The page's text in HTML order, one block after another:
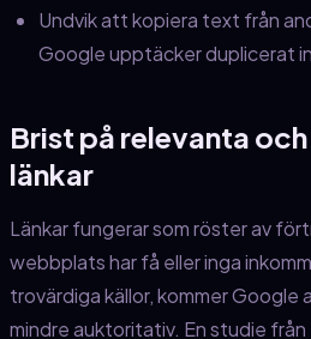
Undvik att kopiera text från
Google upptäcker duplicerat
Brist på relevanta
länkar
Länkar fungerar som röster av
webbplats har få eller inga
trovärdiga källor, kommer
mindre auktoritativ. En studie